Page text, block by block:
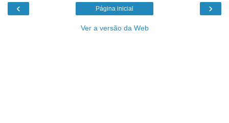
‹ ›
Página inicial
Ver a versão da Web